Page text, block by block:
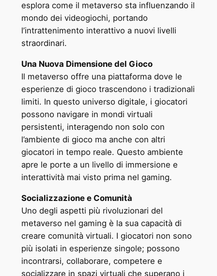
esplora come il metaverso sta influenzando il
mondo dei videogiochi, portando
l’intrattenimento interattivo a nuovi livelli
straordinari.
Una Nuova Dimensione del Gioco
Il metaverso offre una piattaforma dove le
esperienze di gioco trascendono i tradizionali
limiti. In questo universo digitale, i giocatori
possono navigare in mondi virtuali
persistenti, interagendo non solo con
l’ambiente di gioco ma anche con altri
giocatori in tempo reale. Questo ambiente
apre le porte a un livello di immersione e
interattività mai visto prima nel gaming.
Socializzazione e Comunità
Uno degli aspetti più rivoluzionari del
metaverso nel gaming è la sua capacità di
creare comunità virtuali. I giocatori non sono
più isolati in esperienze singole; possono
incontrarsi, collaborare, competere e
socializzare in spazi virtuali che superano i